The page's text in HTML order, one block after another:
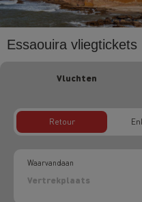
Essaouira vliegtickets